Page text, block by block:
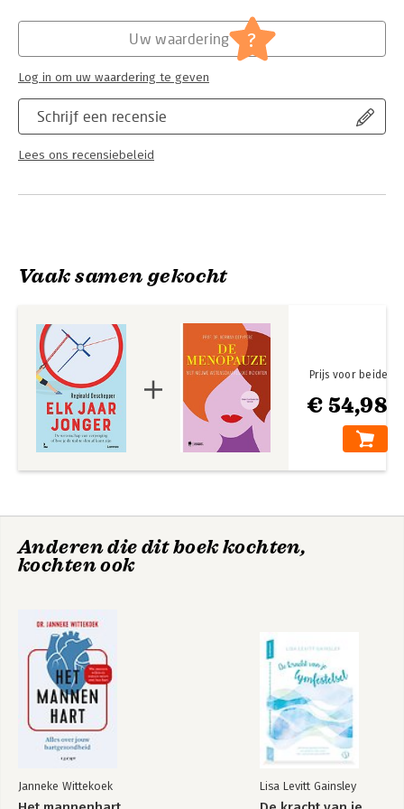
Schrijf een recensie
Lees ons recensiebeleid
Uw waardering ?
Log in om uw waardering te geven
Vaak samen gekocht
€ 54,98
Prijs voor beide
Anderen die dit boek kochten,
kochten ook
Janneke Wittekoek Lisa Levitt Gainsley